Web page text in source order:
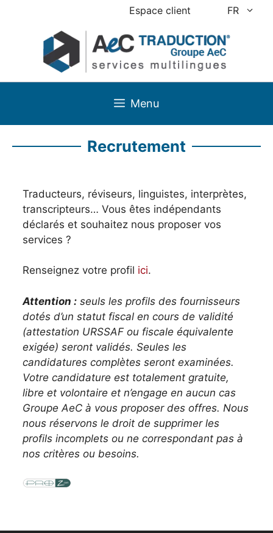
Espace client FR
Menu
Recrutement
Traducteurs, réviseurs, linguistes, interprètes,
transcripteurs… Vous êtes indépendants
déclarés et souhaitez nous proposer vos
services ?
Renseignez votre profil ici.
Attention : seuls les profils des fournisseurs
dotés d’un statut fiscal en cours de validité
(attestation URSSAF ou fiscale équivalente
exigée) seront validés. Seules les
candidatures complètes seront examinées.
Votre candidature est totalement gratuite,
libre et volontaire et n’engage en aucun cas
Groupe AeC à vous proposer des offres. Nous
nous réservons le droit de supprimer les
profils incomplets ou ne correspondant pas à
nos critères ou besoins.